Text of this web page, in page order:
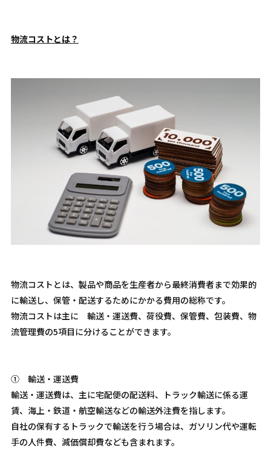
物流コストとは？
物流コストとは、製品や商品を生産者から最終消費者まで効果的
に輸送し、保管・配送するためにかかる費用の総称です。
物流コストは主に 輸送・運送費、荷役費、保管費、包装費、物
流管理費の5項目に分けることができます。
① 輸送・運送費
輸送・運送費は、主に宅配便の配送料、トラック輸送に係る運
賃、海上・鉄道・航空輸送などの輸送外注費を指します。
自社の保有するトラックで輸送を行う場合は、ガソリン代や運転
手の人件費、減価償却費なども含まれます。